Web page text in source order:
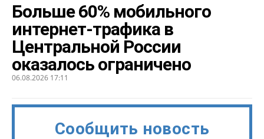
Больше 60% мобильного
интернет-трафика в
Центральной России
оказалось ограничено
06.08.2026 17:11
Сообщить новость